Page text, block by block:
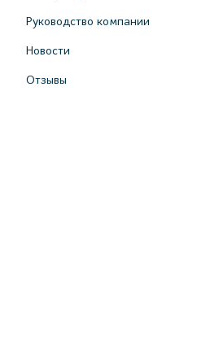
Руководство компании
Новости
Отзывы